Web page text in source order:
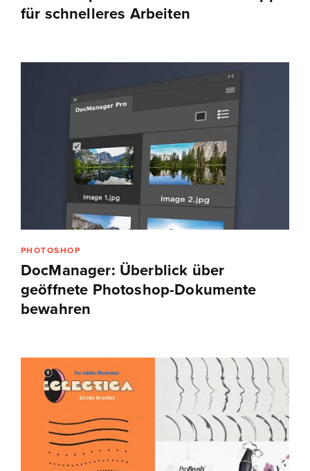
für schnelleres Arbeiten
PHOTOSHOP
DocManager: Überblick über
geöffnete Photoshop-Dokumente
bewahren